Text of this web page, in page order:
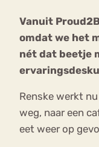
Vanuit
omdat we het
nét dat beetje
Renske werkt
weg, naar een
eet weer op
Orthorexia